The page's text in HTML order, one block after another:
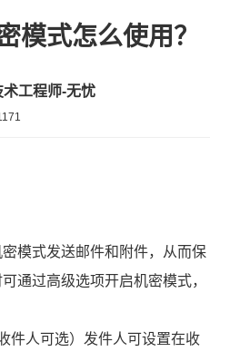
模式怎么使用？
术工程师-无忧
模式发送邮件和附件，从而保
通过高级选项开启机密模式，
件人可选）发件人可设置在收